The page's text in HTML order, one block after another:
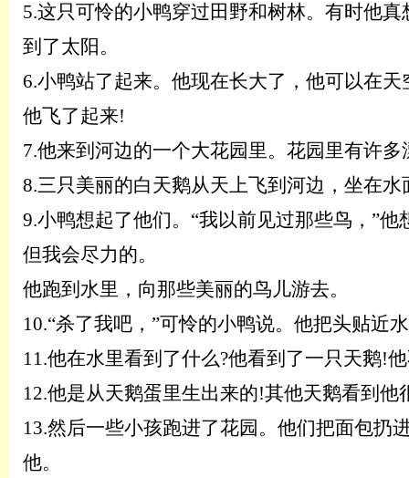
5.这只可怜的小鸭穿过田野和树林。有时他
到了太阳。
6.小鸭站了起来。他现在长大了，他可以在天
他飞了起来!
7.他来到河边的一个大花园里。花园里有许
8.三只美丽的白天鹅从天上飞到河边，坐在水
9.小鸭想起了他们。“我以前见过那些鸟，”
但我会尽力的。
他跑到水里，向那些美丽的鸟儿游去。
10.“杀了我吧，”可怜的小鸭说。他把头贴近
11.他在水里看到了什么?他看到了一只天鹅!
12.他是从天鹅蛋里生出来的!其他天鹅看到他
13.然后一些小孩跑进了花园。他们把面包扔
他。